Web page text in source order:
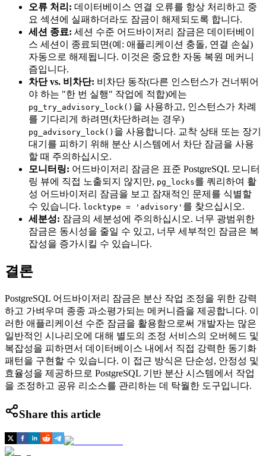
오류 처리: 데이터베이스 연결 오류를 항상 처리하고 중
요 섹션에 실패하더라도 잠금이 해제되도록 합니다.
세션 종료: 세션 수준 어드바이저리 잠금은 데이터베이
스 세션이 종료되면(예: 애플리케이션 충돌, 연결 손실)
자동으로 해제됩니다. 이것은 중요한 자동 복원 메커니
즘입니다.
차단 vs. 비차단: 비차단 동작(다른 인스턴스가 건너뛰어
야 하는 "한 번 실행" 작업에 적합)에는
pg_try_advisory_lock() 을 사용하고, 인스턴스가 차례
를 기다리게 하려면(차단하려는 경우)
pg_advisory_lock() 을 사용합니다. 교착 상태 또는 장기
대기를 피하기 위해 분산 시스템에서 차단 잠금을 사용
할 때 주의하십시오.
모니터링: 어드바이저리 잠금은 표준 PostgreSQL 모니터
링 뷰에 직접 노출되지 않지만, pg_locks를 쿼리하여 활
성 어드바이저리 잠금을 보고 잠재적인 문제를 식별할
수 있습니다. locktype = 'advisory' 를 찾으십시오.
세분성: 잠금의 세분성에 주의하십시오. 너무 광범위한
잠금은 동시성을 줄일 수 있고, 너무 세부적인 잠금은 복
잡성을 증가시킬 수 있습니다.
결론
PostgreSQL 어드바이저리 잠금은 분산 작업 조정을 위한 강력
하고 가벼우며 종종 과소평가되는 메커니즘을 제공합니다. 이
러한 애플리케이션 수준 잠금을 활용함으로써 개발자는 많은
일반적인 시나리오에 대해 별도의 조정 서비스의 오버헤드 및
복잡성을 피하면서 데이터베이스 내에서 직접 강력한 동기화
패턴을 구현할 수 있습니다. 이 접근 방식은 단순성, 안정성 및
효율성을 제공하므로 PostgreSQL 기반 분산 시스템에서 작업
을 조정하고 공유 리소스를 관리하는 데 탁월한 도구입니다.
Share this article